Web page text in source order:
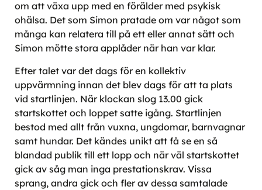
om att växa upp med en förälder med psykisk
ohälsa. Det som Simon pratade om var något som
många kan relatera till på ett eller annat sätt och
Simon mötte stora applåder när han var klar.
Efter talet var det dags för en kollektiv
uppvärmning innan det blev dags för att ta plats
vid startlinjen. När klockan slog 13.00 gick
startskottet och loppet satte igång. Startlinjen
bestod med allt från vuxna, ungdomar, barnvagnar
samt hundar. Det kändes unikt att få se en så
blandad publik till ett lopp och när väl startskottet
gick av såg man inga prestationskrav. Vissa
sprang, andra gick och fler av dessa samtalade